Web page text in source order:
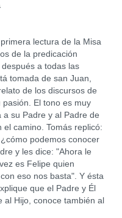
lectura de la Misa
de la predicación
a todas las
tomada de san Juan,
de los discursos de
El tono es muy
a su Padre y al Padre de
camino. Tomás replicó:
podemos conocer
y les dice: "Ahora le
es Felipe quien
eso nos basta". Y ésta
que el Padre y Él
Hijo, conoce también al